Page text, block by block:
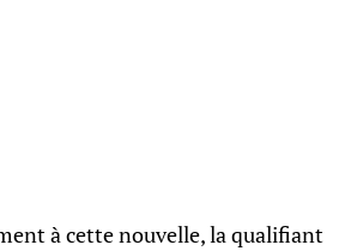
à cette nouvelle, la qualifiant